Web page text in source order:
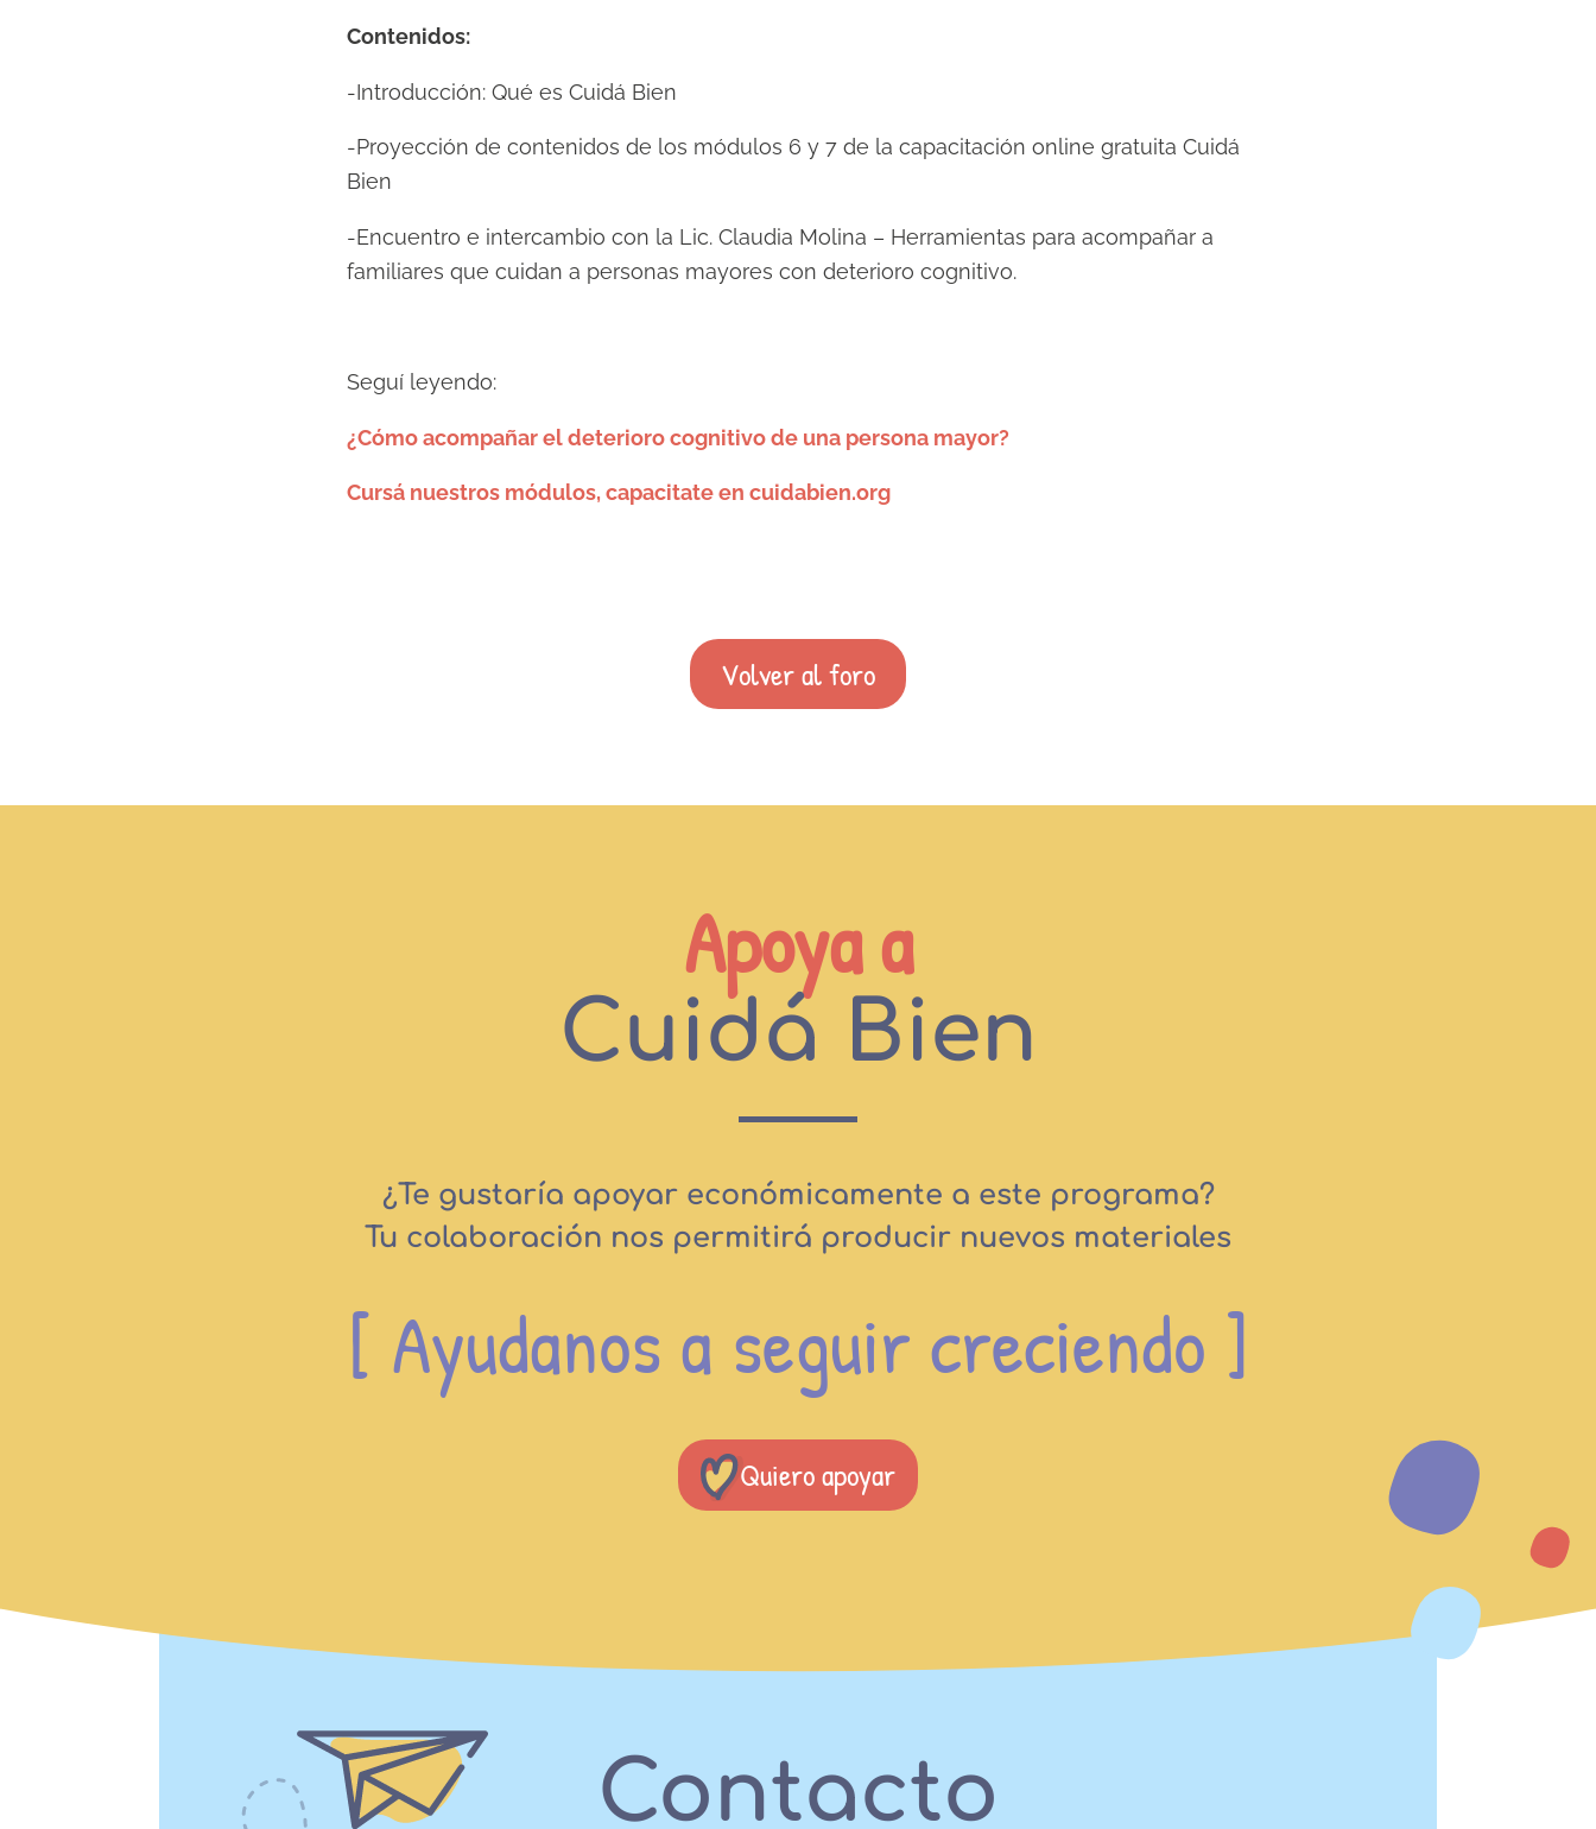
Contenidos:
-Introducción: Qué es Cuidá Bien
-Proyección de contenidos de los módulos 6 y 7 de la capacitación online gratuita Cuidá
Bien
-Encuentro e intercambio con la Lic. Claudia Molina – Herramientas para acompañar a
familiares que cuidan a personas mayores con deterioro cognitivo.
Seguí leyendo:
¿Cómo acompañar el deterioro cognitivo de una persona mayor?
Cursá nuestros módulos, capacitate en cuidabien.org
Volver al foro
Apoya a
Cuidá Bien
¿Te gustaría apoyar económicamente a este programa?
Tu colaboración nos permitirá producir nuevos materiales
[ Ayudanos a seguir creciendo ]
Quiero apoyar
Contacto